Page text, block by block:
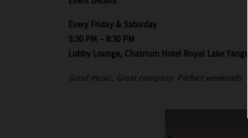
Every Friday & Saturday
5:30 PM – 8:30 PM
Lobby Lounge, Chatrium Hotel Royal Lake Yangon
Good music. Great company. Perfect weekends.